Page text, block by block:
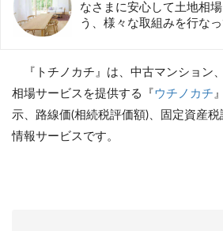
なさまに安心して土地相
う、様々な取組みを行なっ
『トチノカチ』は、中古マンション
相場サービスを提供する『 ウチノカチ
示、路線価(相続税評価額)、固定資産
情報サービスです。